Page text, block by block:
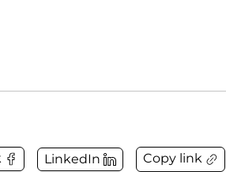
LinkedIn Copy link